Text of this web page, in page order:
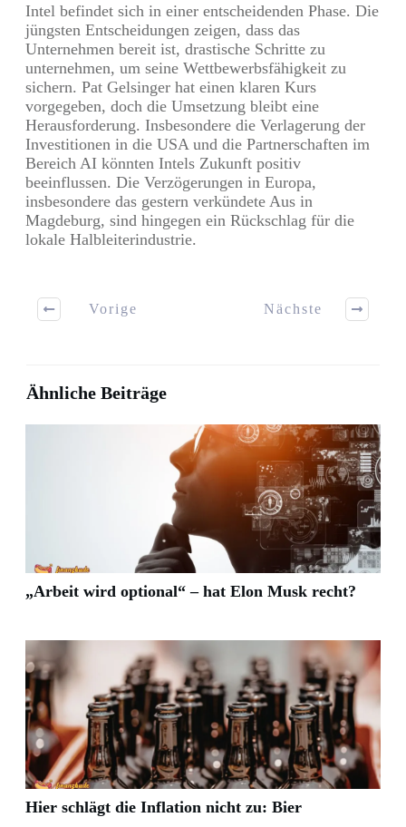
Intel befindet sich in einer entscheidenden Phase. Die
jüngsten Entscheidungen zeigen, dass das
Unternehmen bereit ist, drastische Schritte zu
unternehmen, um seine Wettbewerbsfähigkeit zu
sichern. Pat Gelsinger hat einen klaren Kurs
vorgegeben, doch die Umsetzung bleibt eine
Herausforderung. Insbesondere die Verlagerung der
Investitionen in die USA und die Partnerschaften im
Bereich AI könnten Intels Zukunft positiv
beeinflussen. Die Verzögerungen in Europa,
insbesondere das gestern verkündete Aus in
Magdeburg, sind hingegen ein Rückschlag für die
lokale Halbleiterindustrie.
Vorige Nächste
Ähnliche Beiträge
„Arbeit wird optional“ – hat Elon Musk recht?
Hier schlägt die Inflation nicht zu: Bier